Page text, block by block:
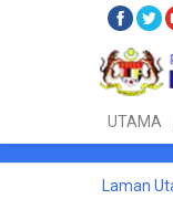
UTAMA
Laman